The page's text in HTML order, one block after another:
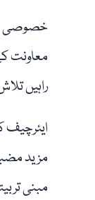
خصوصی
معاونت
راہیں
مزید
مبنی